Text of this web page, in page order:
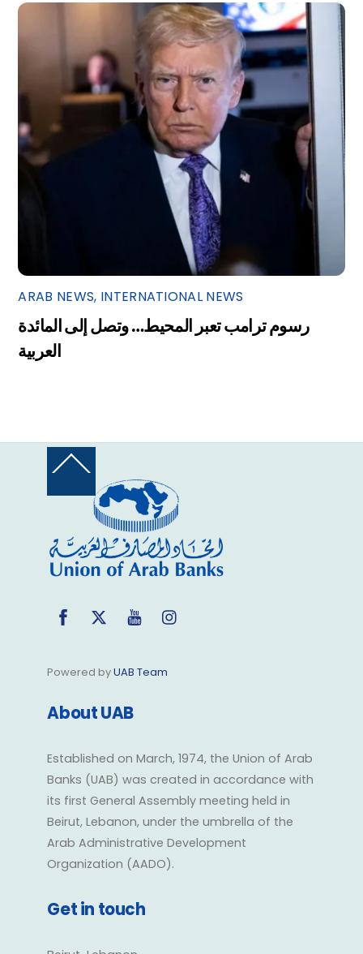
ARAB NEWS, INTERNATIONAL NEWS
رسوم ترامب تعبر المحيط… وتصل إلى المائدة
العربية
Back
Top
FacebookTwitter YouTube
Powered byUAB Team
About UAB
Established on March, 1974, the Union of Arab
Banks (UAB) was created in accordance with
its first General Assembly meeting held in
Beirut, Lebanon, under the umbrella of the
Arab Administrative Development
Organization (AADO).
Get in touch